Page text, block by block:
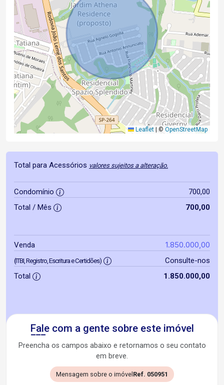
Leaflet |© OpenStreetMap
Total para Acessórios valores sujeitos a alteração.
Condomínio
700,00
Total / Mês
700,00
Venda 1.850.000,00
(ITBI, Registro, Escritura e Certidões)
Consulte-nos
Total
1.850.000,00
Fale com a gente sobre este imóvel
Preencha os campos abaixo e retornamos o seu contato
em breve.
Mensagem sobre o imóvel Ref. 050951